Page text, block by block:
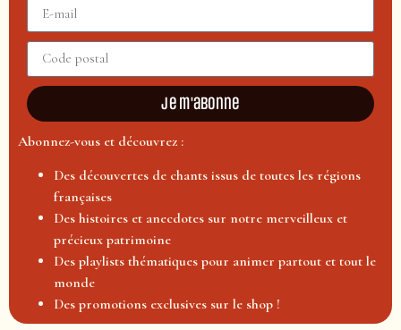
Je m'abonne
Abonnez-vous et découvrez :
Des découvertes de chants issus de toutes les régions
françaises
Des histoires et anecdotes sur notre merveilleux et
précieux patrimoine
Des playlists thématiques pour animer partout et tout le
monde
Des promotions exclusives sur le shop !